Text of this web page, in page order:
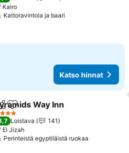
Kairo
Kattoravintola ja baari
Katso hinnat
Lisää suosikkeihin
Way Inn
Loistava
141
El Jizah
Perinteistä egyptiläistä ruokaa